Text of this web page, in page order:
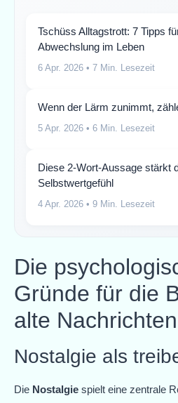
Tschüss Alltagstrott: 7 Tipps
Abwechslung im Leben
6 Apr. 2026 • 7 Min. Lesezeit
Wenn der Lärm zunimmt,
5 Apr. 2026 • 6 Min. Lesezeit
Diese 2-Wort-Aussage stärkt
Selbstwertgefühl
4 Apr. 2026 • 9 Min. Lesezeit
Die
Gründe für die
alte Nachrichten
Nostalgie als
Die Nostalgie spielt eine zentrale